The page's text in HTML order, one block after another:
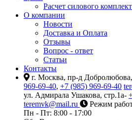
Расчет силового
О компании
Новости
Доставка и Оплата
Отзывы
Вопрос - ответ
Статьи
Контакты
г. Москва, пр-д
969-69-40, +7 (985) 969-69-40
ул. Адмирала Ушакова, стр.1а-
teremvk@mail.ru
Режим
Пн - Пт: 8:00 - 17:00